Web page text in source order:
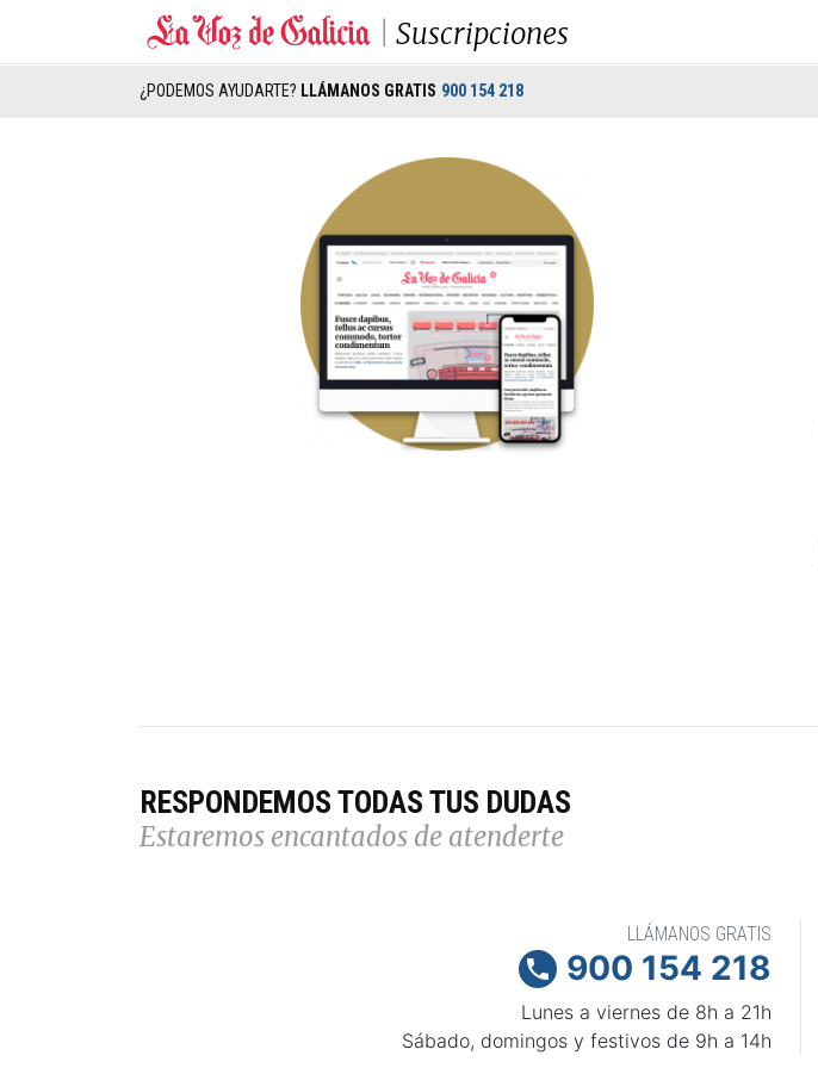
Suscripciones
¿PODEMOS AYUDARTE? LLÁMANOS GRATIS 900 154 218
RESPONDEMOS TODAS TUS DUDAS
Estaremos encantados de atenderte
LLÁMANOS GRATIS
 900 154 218
Lunes a viernes de 8h a 21h
Sábado, domingos y festivos de 9h a 14h